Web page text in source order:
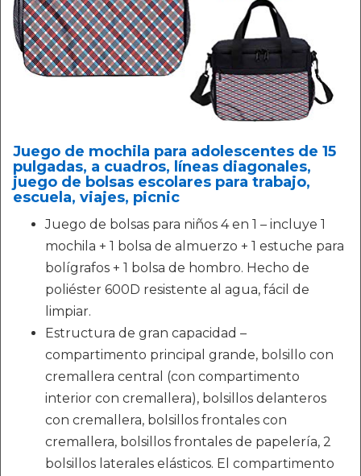
Juego de mochila para adolescentes de 15
pulgadas, a cuadros, líneas diagonales,
juego de bolsas escolares para trabajo,
escuela, viajes, picnic
Juego de bolsas para niños 4 en 1 – incluye 1
mochila + 1 bolsa de almuerzo + 1 estuche para
bolígrafos + 1 bolsa de hombro. Hecho de
poliéster 600D resistente al agua, fácil de
limpiar.
Estructura de gran capacidad –
compartimento principal grande, bolsillo con
cremallera central (con compartimento
interior con cremallera), bolsillos delanteros
con cremallera, bolsillos frontales con
cremallera, bolsillos frontales de papelería, 2
bolsillos laterales elásticos. El compartimento